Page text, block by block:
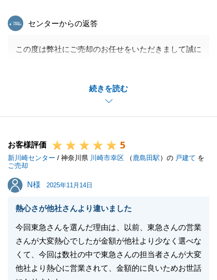
続きを読む
東急リバブル
センターからの返答
この度は弊社にご売却のお任せをいただきまして誠に
せてしまいまして、申し訳ございませんでした。
今後はこのような事が無いように努めて参ります。
また、何か些細な事でもご相談がありましたらお気軽
引き続きよろしくお願いいたします。
お客様評価 5
新川崎センター / 神奈川県 川崎市幸区 （ 鹿島田駅）の 戸建て を
ご売却
N様
N様 2025年11月14日
熱心さが他社さんより違いました
今回東急さんを選んだ理由は、以前、東急さんの営業
さんが大変熱心でしたが金額が他社より少なく選べな
くて、今回は数社の中で東急さんの担当者さんが大変
他社より熱心に営業されて、金額的に良いためお世話